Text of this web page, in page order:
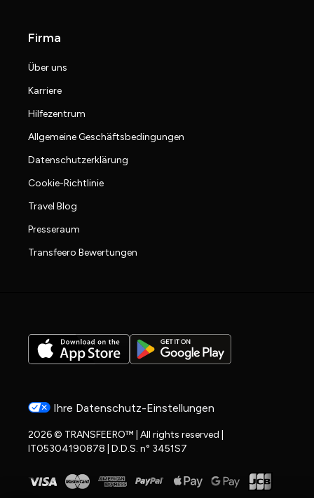
Firma
Über uns
Karriere
Hilfezentrum
Allgemeine Geschäftsbedingungen
Datenschutzerklärung
Cookie-Richtlinie
Travel Blog
Presseraum
Transfeero Bewertungen
Ihre Datenschutz-Einstellungen
2026 © TRANSFEERO™ | All rights reserved |
IT05304190878 | D.D.S. n° 3451S7